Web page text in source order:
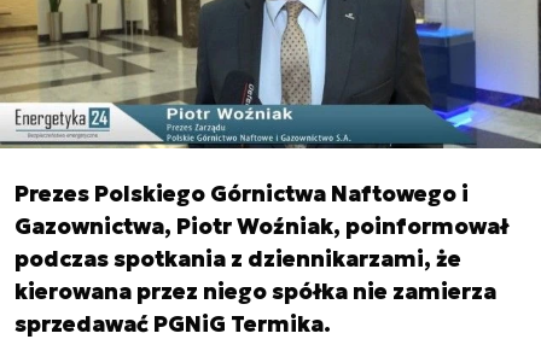
Prezes Polskiego Górnictwa Naftowego i
Gazownictwa, Piotr Woźniak, poinformował
podczas spotkania z dziennikarzami, że
kierowana przez niego spółka nie zamierza
sprzedawać PGNiG Termika.